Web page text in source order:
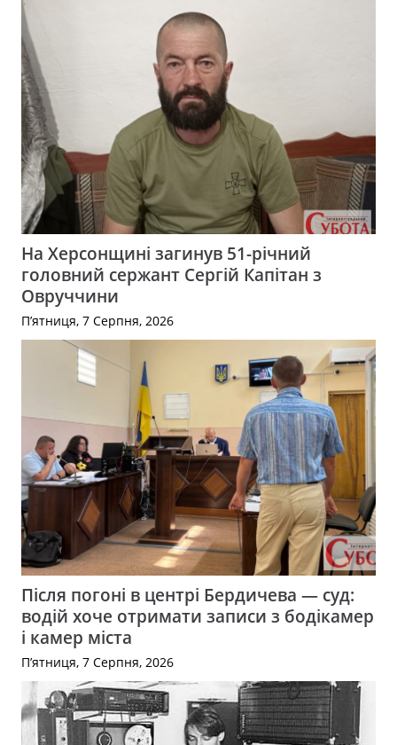
На Херсонщині загинув 51-річний
головний сержант Сергій Капітан з
Овруччини
П’ятниця, 7 Серпня, 2026
Після погоні в центрі Бердичева — суд:
водій хоче отримати записи з бодікамер
і камер міста
П’ятниця, 7 Серпня, 2026